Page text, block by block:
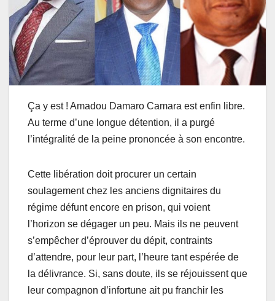
Ça y est ! Amadou Damaro Camara est enfin libre.
Au terme d’une longue détention, il a purgé
l’intégralité de la peine prononcée à son encontre.
Cette libération doit procurer un certain
soulagement chez les anciens dignitaires du
régime défunt encore en prison, qui voient
l’horizon se dégager un peu. Mais ils ne peuvent
s’empêcher d’éprouver du dépit, contraints
d’attendre, pour leur part, l’heure tant espérée de
la délivrance. Si, sans doute, ils se réjouissent que
leur compagnon d’infortune ait pu franchir les